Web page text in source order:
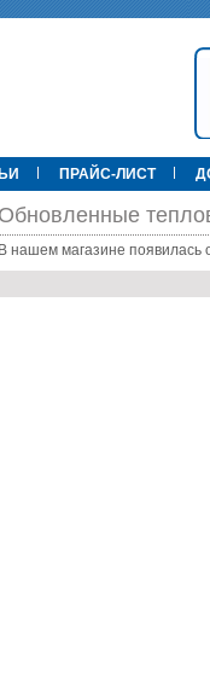
ПРАЙС-ЛИСТ
Обновленные
В нашем магазине